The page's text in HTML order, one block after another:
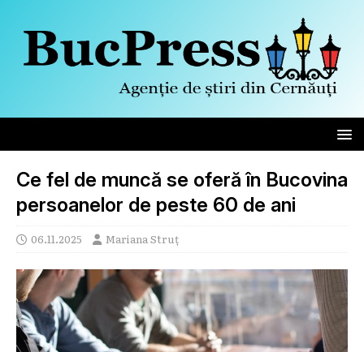
Ce fel de muncă se oferă în Bucovina
persoanelor de peste 60 de ani
06.11.2025 Mariana Struț